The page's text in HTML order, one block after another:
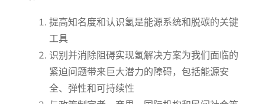
提高知名度和认识氢是能源系统和脱碳的关键
工具
识别并消除阻碍实现氢解决方案为我们面临的
紧迫问题带来巨大潜力的障碍，包括能源安
全、弹性和可持续性